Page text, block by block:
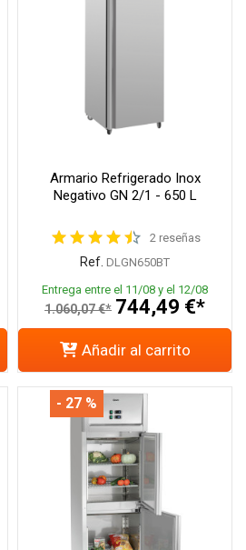
Armario Refrigerado Inox
Negativo GN 2/1 - 650 L
2 reseñas
Ref. DLGN650BT
Entrega entre el 11/08 y el 12/08
1.060,07 €* 744,49 €*
Añadir al carrito
- 27 %